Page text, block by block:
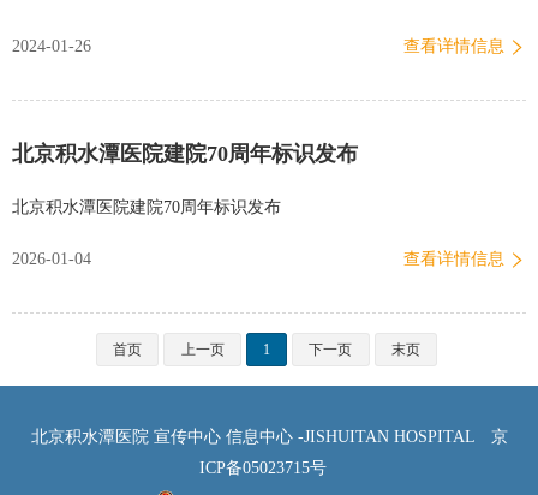
2024-01-26 查看详情信息
北京积水潭医院建院70周年标识发布
北京积水潭医院建院70周年标识发布
2026-01-04 查看详情信息
首页 上一页 1 下一页 末页
北京积水潭医院 宣传中心 信息中心 -JISHUITAN HOSPITAL
京
ICP备05023715号